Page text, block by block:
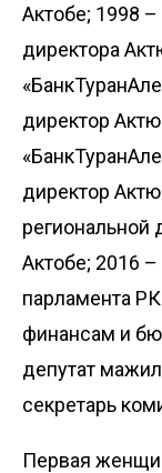
Актобе; 1998
директора
директор
директор
региональной
Актобе; 2016
парламента
финансам и
депутат
секретарь
Первая